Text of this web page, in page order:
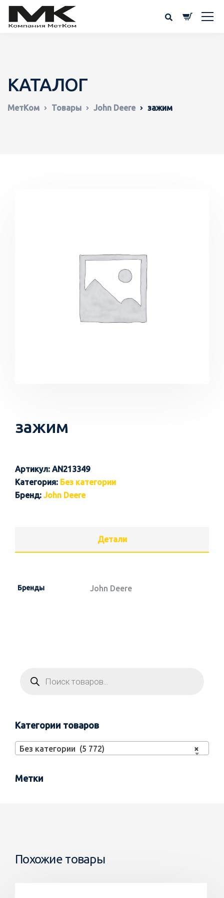
КАТАЛОГ
МетКом Товары John Deere зажим
зажим
Артикул: AN213349
Категория: Без категории
Бренд: John Deere
Детали
Бренды John Deere
Категории товаров
×
Без категории (5 772)
Метки
Похожие товары